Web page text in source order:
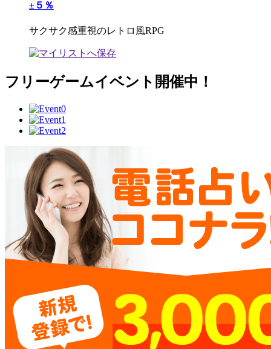
±５％
サクサク感重視のレトロ風RPG
フリーゲームイベント開催中！